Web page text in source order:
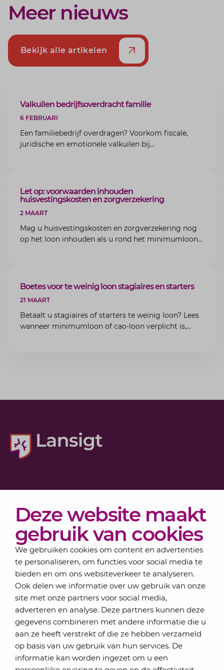
Deze website maakt
gebruik van cookies
We gebruiken cookies om content en advertenties
te personaliseren, om functies voor social media te
bieden en om ons websiteverkeer te analyseren.
Ook delen we informatie over uw gebruik van onze
site met onze partners voor social media,
adverteren en analyse. Deze partners kunnen deze
gegevens combineren met andere informatie die u
aan ze heeft verstrekt of die ze hebben verzameld
op basis van uw gebruik van hun services. De
informatie kan worden ingezet om u een
Meer nieuws
Bekijk alle artikelen
ARTIKEL
Valkuilen bedrijfsoverdracht familie
6 FEBRUARI
Een familiebedrijf overdragen? Voorkom fiscale,
juridische en emotionele valkuilen bij
ARTIKEL
Let op: voorwaarden inhouden
huisvestingskosten en zorgverzekering
2 MAART
Mag u huisvestingskosten en zorgverzekering nog
op het loon inhouden als u rond het minimumloon
ARTIKEL
Boetes voor te weinig loon stagiaires en starters
21 MAART
Betaalt u stagiaires of starters te weinig loon? Lees
wanneer minimumloon of cao-loon verplicht is,
Actueel
Over Lansigt
Contact
Schrijf je in voor onze nieuwsbrief
Elke maand bundelen de adviseurs van Lansigt in
de eSigt het nieuws.
Jouw emailadres